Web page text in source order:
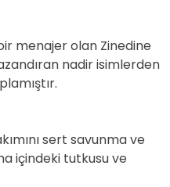
menajer olan Zinedine
nadir isimlerden
sert savunma ve
içindeki tutkusu ve